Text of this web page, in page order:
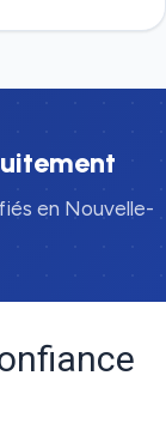
en Nouvelle-